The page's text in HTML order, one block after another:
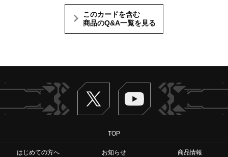
このカードを含む
商品のQ&A一覧を見る
Twitter ヴァンガードch
TOP
はじめての方へ お知らせ
商品情報